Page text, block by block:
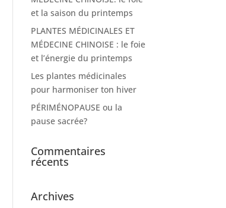
et la saison du printemps
PLANTES MÉDICINALES ET
MÉDECINE CHINOISE : le foie
et l’énergie du printemps
Les plantes médicinales
pour harmoniser ton hiver
PÉRIMÉNOPAUSE ou la
pause sacrée?
Commentaires
récents
Archives